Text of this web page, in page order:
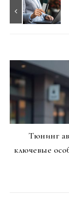
Тюнинг
ключевые